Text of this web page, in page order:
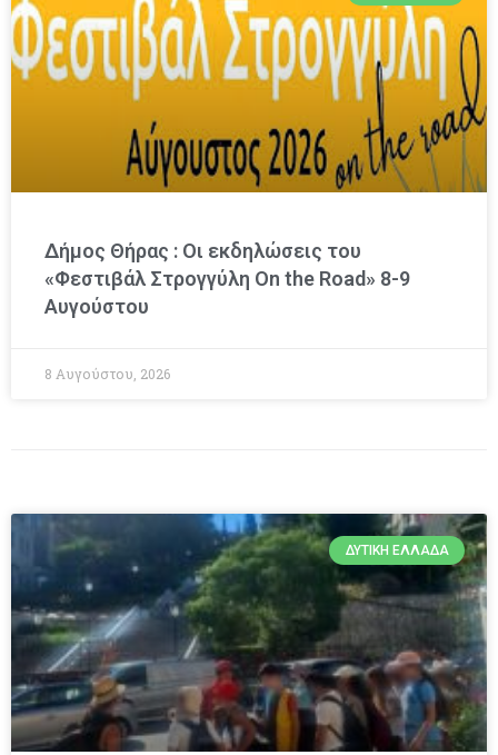
Δήμος Θήρας : Οι εκδηλώσεις του
«Φεστιβάλ Στρογγύλη On the Road» 8-9
Αυγούστου
8 Αυγούστου, 2026
ΔΥΤΙΚΉ ΕΛΛΆΔΑ